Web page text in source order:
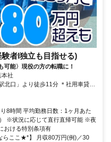
者l独立も目指せる)
能〉現役の方の転職に！
社
口」より徒歩11分 ＊社用車貸与
)、マイカー・原付通勤可、直行直
8時間 平均勤務日数：1ヶ月あた
※状況に応じて直行直帰可能 ※夜
おける特別条項有
らここ★*】 月収80万円(例)／30